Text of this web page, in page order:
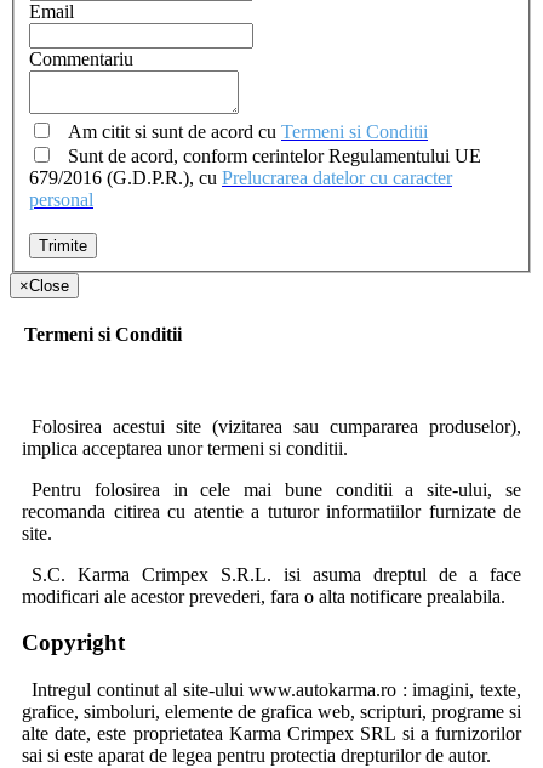
Email
Commentariu
Am citit si sunt de acord cu Termeni si Conditii
679/2016 (G.D.P.R.), cu Prelucrarea datelor cu caracter
personal
Trimite
×Close
Termeni si Conditii
Folosirea acestui site (vizitarea sau cumpararea produselor),
implica acceptarea unor termeni si conditii.
Pentru folosirea in cele mai bune conditii a site-ului, se
recomanda citirea cu atentie a tuturor informatiilor furnizate de
site.
S.C. Karma Crimpex S.R.L. isi asuma dreptul de a face
modificari ale acestor prevederi, fara o alta notificare prealabila.
Copyright
Intregul continut al site-ului www.autokarma.ro : imagini, texte,
grafice, simboluri, elemente de grafica web, scripturi, programe si
alte date, este proprietatea Karma Crimpex SRL si a furnizorilor
sai si este aparat de legea pentru protectia drepturilor de autor.